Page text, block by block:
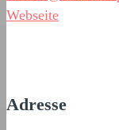
Webseite
Adresse